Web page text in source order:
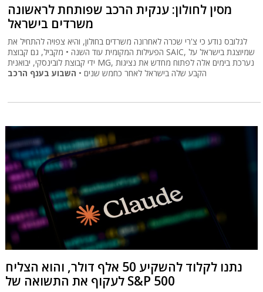
מסין לחולון: ענקית הרכב שפותחת לראשונה
משרדים בישראל
לגלובס נודע כי צ'רי שכרה לאחרונה משרדים בחולון, והיא צפויה להתחיל את
הפעילות המקומית עוד השנה • מקביל, גם קבוצת SAIC, שמיוצגת בישראל על
ידי קבוצת לובינסקי, יבואנית MG, נערכת בימים אלה לפתוח מחדש את נציגות
הקבע שלה בישראל לאחר כחמש שנים • השבוע בענף הרכב
נתנו לקלוד להשקיע 50 אלף דולר, והוא הצליח
לעקוף את התשואה של S&P 500